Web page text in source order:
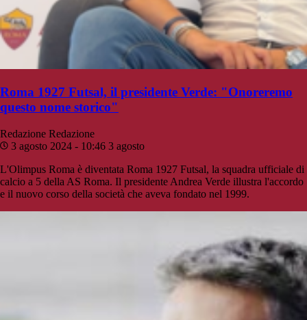
Roma 1927 Futsal, il presidente Verde: "Onoreremo
questo nome storico"
Redazione Redazione
3 agosto 2024 - 10:46 3 agosto
L'Olimpus Roma è diventata Roma 1927 Futsal, la squadra ufficiale di
calcio a 5 della AS Roma. Il presidente Andrea Verde illustra l'accordo
e il nuovo corso della società che aveva fondato nel 1999.